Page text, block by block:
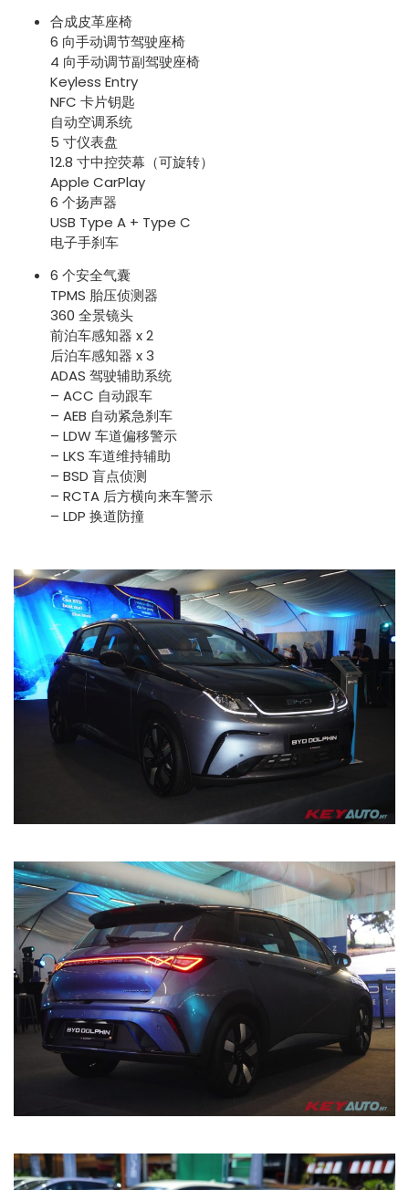
合成皮革座椅
6 向手动调节驾驶座椅
4 向手动调节副驾驶座椅
Keyless Entry
NFC 卡片钥匙
自动空调系统
5 寸仪表盘
12.8 寸中控荧幕（可旋转）
Apple CarPlay
6 个扬声器
USB Type A + Type C
电子手刹车
6 个安全气囊
TPMS 胎压侦测器
360 全景镜头
前泊车感知器 x 2
后泊车感知器 x 3
ADAS 驾驶辅助系统
– ACC 自动跟车
– AEB 自动紧急刹车
– LDW 车道偏移警示
– LKS 车道维持辅助
– BSD 盲点侦测
– RCTA 后方横向来车警示
– LDP 换道防撞